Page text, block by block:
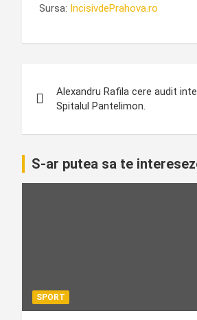
Sursa: IncisivdePrahova.ro
în
articole
Alexandru Rafila cere audit
Spitalul Pantelimon.
S-ar putea sa te
SPORT